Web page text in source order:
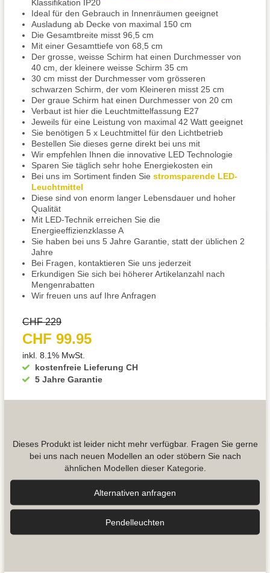
Klassifikation IP20
Ideal für den Gebrauch in Innenräumen geeignet
Ausladung ab Decke von maximal 150 cm
Die Gesamtbreite misst 96,5 cm
Mit einer Gesamttiefe von 68,5 cm
Der grosse, weisse Schirm hat einen Durchmesser von
40 cm, der kleinere weisse Schirm 35 cm
30 cm misst der Durchmesser vom grösseren
schwarzen Schirm, der vom Kleineren misst 25 cm
Der graue Schirm hat einen Durchmesser von 20 cm
Verbaut ist hier die Leuchtmittelfassung E27
Jeweils für eine Leistung von maximal 42 Watt geeignet
Sie benötigen 5 x Leuchtmittel für den Lichtbetrieb
Bestellen Sie dieses gerne direkt bei uns mit
Wir empfehlen Ihnen die innovative LED Technologie
Sparen Sie täglich sehr hohe Energiekosten ein
Bei uns im Sortiment finden Sie stromsparende LED-
Leuchtmittel
Diese sind von enorm langer Lebensdauer und hoher
Qualität
Mit LED-Technik erreichen Sie die
Energieeffizienzklasse A
Sie haben bei uns 5 Jahre Garantie, statt der üblichen 2
Jahre
Bei Fragen, kontaktieren Sie uns jederzeit
Erkundigen Sie sich bei höherer Artikelanzahl nach
Mengenrabatten
Wir freuen uns auf Ihre Anfragen
kostenfreie Lieferung CH
5 Jahre Garantie
CHF 229
CHF 99.95
inkl. 8.1% MwSt.
Dieses Produkt ist leider nicht mehr verfügbar. Fragen Sie gerne
bei uns nach neuen Modellen an oder stöbern Sie nach
ähnlichen Modellen dieser Kategorie.
Alternativen anfragen
Pendel­leuchten